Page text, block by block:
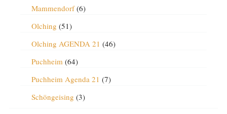
Mammendorf(6)
Olching (51)
Olching AGENDA 21 (46)
Puchheim(64)
Puchheim Agenda 21 (7)
Schöngeising (3)